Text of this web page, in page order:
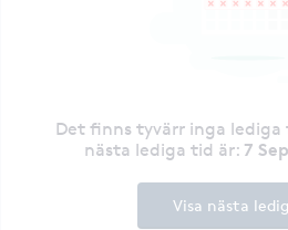
Det finns tyvärr inga lediga
nästa lediga tid är: 7
Visa nästa